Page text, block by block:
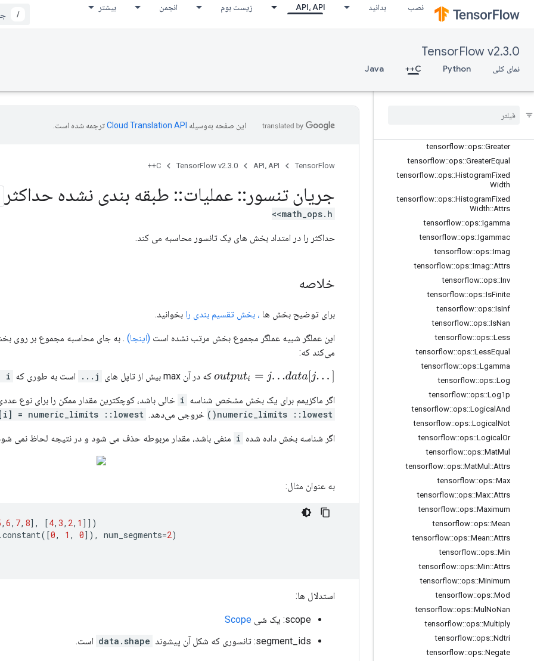
نصب بدانید API، API زیست بوم انجمن بیشتر
/
TensorFlow v2.3.0
نمای کلی Python
C++
Java
tensorflow::ops::Erfc
tensorflow::ops::Erfinv
tensorflow::ops::EuclideanNorm::Attr
tensorflow::ops::Exp
tensorflow::ops::Expm1
Div
tensorflow::ops::Greater
tensorflow::ops::GreaterEqual
tensorflow::ops::HistogramFixed
Width
tensorflow::ops::HistogramFixed
Width::Attrs
tensorflow::ops::Igamma
tensorflow::ops::Igammac
tensorflow::ops::Imag
tensorflow::ops::Imag::Attrs
tensorflow::ops::Inv
tensorflow::ops::IsFinite
tensorflow::ops::IsInf
tensorflow::ops::IsNan
tensorflow::ops::Less
tensorflow::ops::LessEqual
tensorflow::ops::Lgamma
tensorflow::ops::Log
tensorflow::ops::Log1p
tensorflow::ops::Logical And
tensorflow::ops::Logical Not
tensorflow::ops::Logical Or
tensorflow::ops::MatMul
tensorflow::ops::MatMul ::Attrs
tensorflow::ops::Max
tensorflow::ops::Max::Attrs
tensorflow::ops::Maximum
tensorflow::ops::Mean
tensorflow::ops::Mean::Attrs
tensorflow::ops::Min
tensorflow::ops::Min::Attrs
tensorflow::ops::Minimum
tensorflow::ops::Mod
tensorflow::ops::Mul NoNan
tensorflow::ops::Multiply
tensorflow::ops::Ndtri
tensorflow::ops::Negate
این صفحه به‌وسیله ترجمه شده است.
TensorFlow API، API TensorFlow v2.3.0
C++
جریان تنسور :: عملیات:: طبقه بندی نشده حداکثر
<math_ops.h>
حداکثر را در امتداد بخش های یک تانسور محاسبه می کند.
خلاصه
برای توضیح بخش ها ، بخش تقسیم بندی را بخوانید.
این عملگر شبیه عملگر مجموع بخش مرتب نشده است (اینجا) . به جای محاسبه مجموع بر روی
می‌کند که:
outputi=j. da ta[ .. ] که در آن max بیش از تاپل های j... است به طوری که i
اگر ماکزیمم برای یک بخش مشخص شناسه i خالی باشد، کوچکترین مقدار ممکن را برای نوع
numeric_limits ::lowest()
خروجی می‌دهد. = numeric_limits ::lowest()
اگر شناسه بخش داده شده i منفی باشد، مقدار مربوطه حذف می شود و در نتیجه لحاظ نمی
به عنوان مثال:
, 6, 7, 8], [4, 3, 2, 1 ]])
constant([0, 1 , 0]), num_segments=2)
استدلال ها:
scope: یک شی
Scope
segment_ids: تانسوری که شکل آن پیشوند
data.shape است.